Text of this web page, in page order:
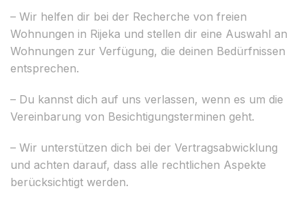
– Wir helfen dir bei der Recherche von freien
Wohnungen in Rijeka und stellen dir eine Auswahl an
Wohnungen zur Verfügung, die deinen Bedürfnissen
entsprechen.
– Du kannst dich auf uns verlassen, wenn es um die
Vereinbarung von Besichtigungsterminen geht.
– Wir unterstützen dich bei der Vertragsabwicklung
und achten darauf, dass alle rechtlichen Aspekte
berücksichtigt werden.